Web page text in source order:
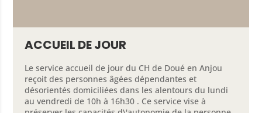
ACCUEIL DE JOUR
Le service accueil de jour du CH de Doué en Anjou
reçoit des personnes âgées dépendantes et
désorientés domiciliées dans les alentours du lundi
au vendredi de 10h à 16h30 . Ce service vise à